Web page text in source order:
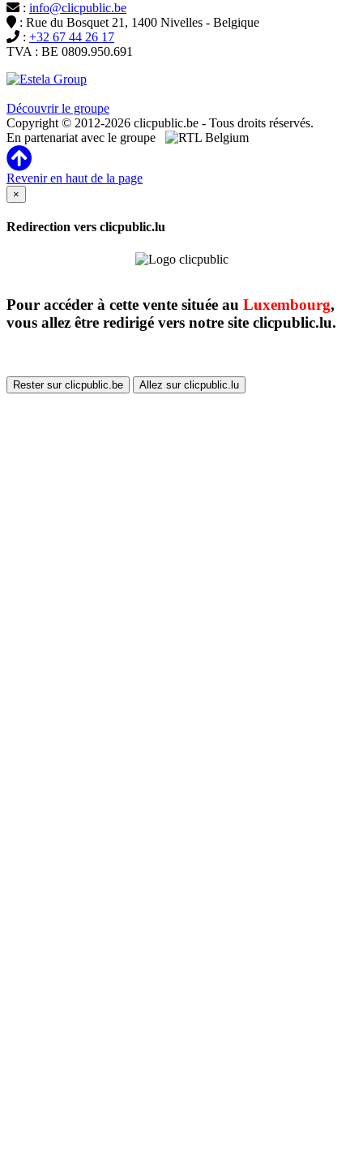
: info@clicpublic.be
: Rue du Bosquet 21, 1400 Nivelles - Belgique
: +32 67 44 26 17
TVA : BE 0809.950.691
Découvrir le groupe
Copyright © 2012-2026 clicpublic.be - Tous droits réservés.
En partenariat avec le groupe
Revenir en haut de la page
×
Redirection vers clicpublic.lu
Pour accéder à cette vente située au Luxembourg,
vous allez être redirigé vers notre site clicpublic.lu.
Rester sur clicpublic.be Allez sur clicpublic.lu